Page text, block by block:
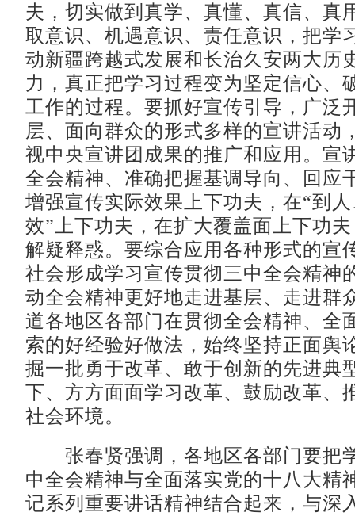
夫，切实做到真学、真懂、真信、真
取意识、机遇意识、责任意识，把学
动新疆跨越式发展和长治久安两大历
力，真正把学习过程变为坚定信心、
工作的过程。要抓好宣传引导，广泛
层、面向群众的形式多样的宣讲活动
视中央宣讲团成果的推广和应用。宣
全会精神、准确把握基调导向、回应
增强宣传实际效果上下功夫，在“到
效”上下功夫，在扩大覆盖面上下功
解疑释惑。要综合应用各种形式的宣
社会形成学习宣传贯彻三中全会精神
动全会精神更好地走进基层、走进群
道各地区各部门在贯彻全会精神、全
索的好经验好做法，始终坚持正面舆
掘一批勇于改革、敢于创新的先进典
下、方方面面学习改革、鼓励改革、
社会环境。
张春贤强调，各地区各部门要把
中全会精神与全面落实党的十八大精
记系列重要讲话精神结合起来，与深